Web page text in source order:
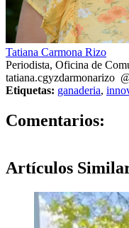
Tatiana Carmona Rizo
Periodista, Oficina de
tatiana.cgyzdarmonarizo
Etiquetas: ganaderia,
Comentarios:
Artículos